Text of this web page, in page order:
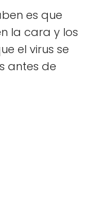
es que
la cara y los
el virus se
antes de